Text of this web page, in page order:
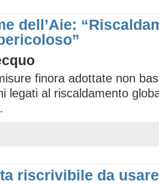
dell’Aie:
finora adottate non
legati al riscaldamento
riscrivibile da